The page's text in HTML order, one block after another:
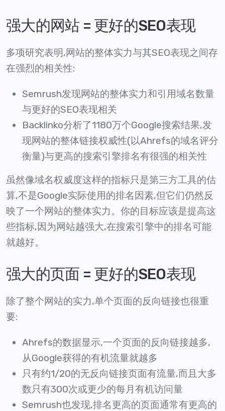
强大的网站 = 更好的SEO表现
多项研究表明,网站的整体实力与其SEO表现之间存
在强烈的相关性:
Semrush发现网站的整体实力和引用域名数量
与更好的SEO表现相关
Backlinko分析了1180万个Google搜索结果,发
现网站的整体链接权威性(以Ahrefs的域名评分
衡量)与更高的搜索引擎排名有很强的相关性
虽然像域名权威度这样的指标只是第三方工具的估
算,不是Google实际使用的排名因素,但它们仍然反
映了一个网站的整体实力。你的目标应该是提高这
些指标,因为网站越强大,在搜索引擎中的排名可能
就越好。
强大的页面 = 更好的SEO表现
除了整个网站的实力,单个页面的反向链接也很重
要:
Ahrefs的数据显示,一个页面的反向链接越多,
从Google获得的有机流量就越多
只有约1/20的无反向链接页面有流量,而且大多
数只有300次或更少的每月有机访问量
Semrush也发现,排名更高的页面通常有更高的